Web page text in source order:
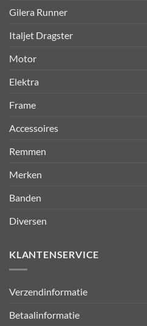
Gilera Runner
Italjet Dragster
Motor
Elektra
Frame
Accessoires
Remmen
Merken
Banden
Diversen
KLANTENSERVICE
Verzendinformatie
Betaalinformatie